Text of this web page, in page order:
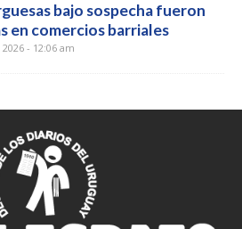
bajo sospecha fueron
en comercios barriales
- 12:06 am